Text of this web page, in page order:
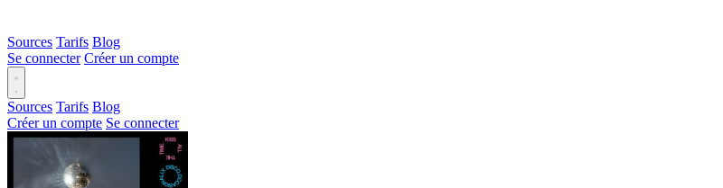
Sources Tarifs Blog
Se connecter Créer un compte
Sources Tarifs Blog
Créer un compte Se connecter